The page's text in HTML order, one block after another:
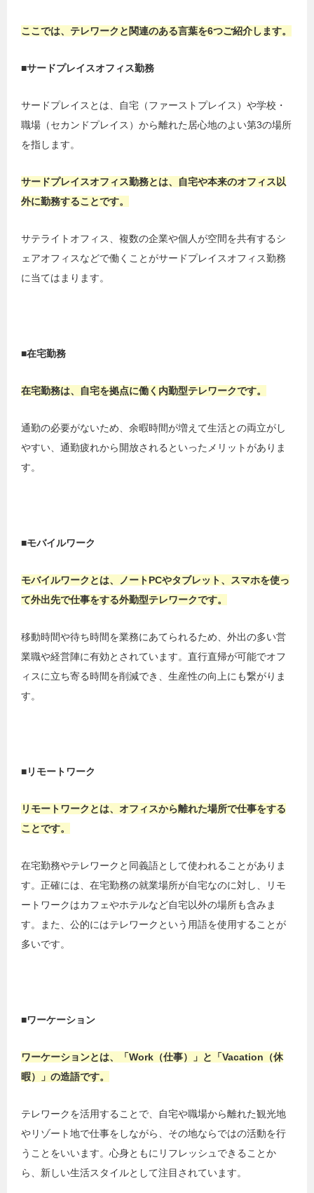
ここでは、テレワークと関連のある言葉を6つご紹介します。
■サードプレイスオフィス勤務
サードプレイスとは、自宅（ファーストプレイス）や学校・
職場（セカンドプレイス）から離れた居心地のよい第3の場所
を指します。
サードプレイスオフィス勤務とは、自宅や本来のオフィス以
外に勤務することです。
サテライトオフィス、複数の企業や個人が空間を共有するシ
ェアオフィスなどで働くことがサードプレイスオフィス勤務
に当てはまります。
■在宅勤務
在宅勤務は、自宅を拠点に働く内勤型テレワークです。
通勤の必要がないため、余暇時間が増えて生活との両立がし
やすい、通勤疲れから開放されるといったメリットがありま
す。
■モバイルワーク
モバイルワークとは、ノートPCやタブレット、スマホを使っ
て外出先で仕事をする外勤型テレワークです。
移動時間や待ち時間を業務にあてられるため、外出の多い営
業職や経営陣に有効とされています。直行直帰が可能でオフ
ィスに立ち寄る時間を削減でき、生産性の向上にも繋がりま
す。
■リモートワーク
リモートワークとは、オフィスから離れた場所で仕事をする
ことです。
在宅勤務やテレワークと同義語として使われることがありま
す。正確には、在宅勤務の就業場所が自宅なのに対し、リモ
ートワークはカフェやホテルなど自宅以外の場所も含みま
す。また、公的にはテレワークという用語を使用することが
多いです。
■ワーケーション
ワーケーションとは、「Work（仕事）」と「Vacation（休
暇）」の造語です。
テレワークを活用することで、自宅や職場から離れた観光地
やリゾート地で仕事をしながら、その地ならではの活動を行
うことをいいます。心身ともにリフレッシュできることか
ら、新しい生活スタイルとして注目されています。